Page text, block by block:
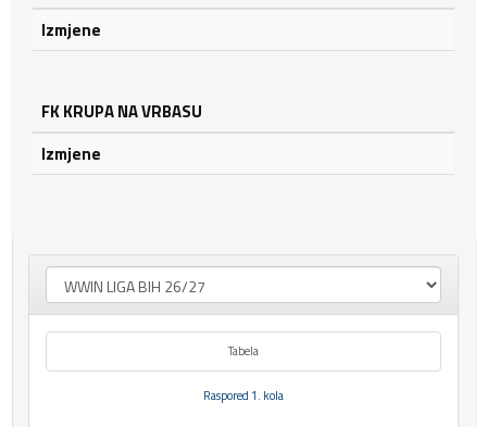
Izmjene
FK KRUPA NA VRBASU
Izmjene
Tabela
Raspored 1. kola